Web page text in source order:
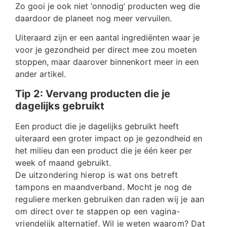
Zo gooi je ook niet ‘onnodig’ producten weg die
daardoor de planeet nog meer vervuilen.
Uiteraard zijn er een aantal ingrediënten waar je
voor je gezondheid per direct mee zou moeten
stoppen, maar daarover binnenkort meer in een
ander artikel.
Tip 2: Vervang producten die je
dagelijks gebruikt
Een product die je dagelijks gebruikt heeft
uiteraard een groter impact op je gezondheid en
het milieu dan een product die je één keer per
week of maand gebruikt.
De uitzondering hierop is wat ons betreft
tampons en maandverband. Mocht je nog de
reguliere merken gebruiken dan raden wij je aan
om direct over te stappen op een vagina-
vriendelijk alternatief. Wil je weten waarom? Dat